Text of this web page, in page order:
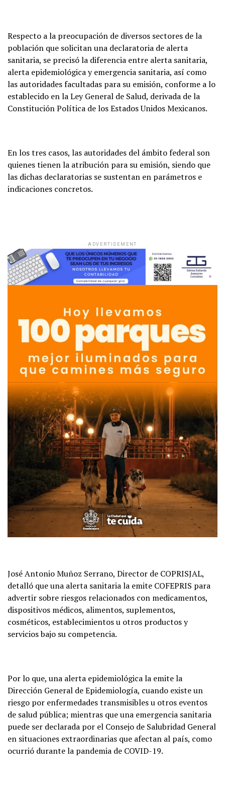
Respecto a la preocupación de diversos sectores de la
población que solicitan una declaratoria de alerta
sanitaria, se precisó la diferencia entre alerta sanitaria,
alerta epidemiológica y emergencia sanitaria, así como
las autoridades facultadas para su emisión, conforme a lo
establecido en la Ley General de Salud, derivada de la
Constitución Política de los Estados Unidos Mexicanos.
En los tres casos, las autoridades del ámbito federal son
quienes tienen la atribución para su emisión, siendo que
las dichas declaratorias se sustentan en parámetros e
indicaciones concretos.
ADVERTISEMENT
José Antonio Muñoz Serrano, Director de COPRISJAL,
detalló que una alerta sanitaria la emite COFEPRIS para
advertir sobre riesgos relacionados con medicamentos,
dispositivos médicos, alimentos, suplementos,
cosméticos, establecimientos u otros productos y
servicios bajo su competencia.
Por lo que, una alerta epidemiológica la emite la
Dirección General de Epidemiología, cuando existe un
riesgo por enfermedades transmisibles u otros eventos
de salud pública; mientras que una emergencia sanitaria
puede ser declarada por el Consejo de Salubridad General
en situaciones extraordinarias que afectan al país, como
ocurrió durante la pandemia de COVID-19.